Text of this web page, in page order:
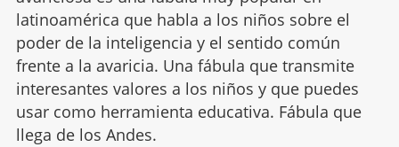
latinoamérica que habla a los niños sobre el
poder de la inteligencia y el sentido común
frente a la avaricia. Una fábula que transmite
interesantes valores a los niños y que puedes
usar como herramienta educativa. Fábula que
llega de los Andes.